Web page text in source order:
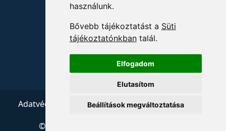
használunk.
Bővebb tájékoztatást a Süti
tájékoztatónkbantalál.
Elfogadom
Elutasítom
Beállítások megváltoztatása
+36 1 880 7600
info@mprx.hu
Adatvédelem ÁSZF Impresszum
Kapcsolat
© 2026 Copyright: